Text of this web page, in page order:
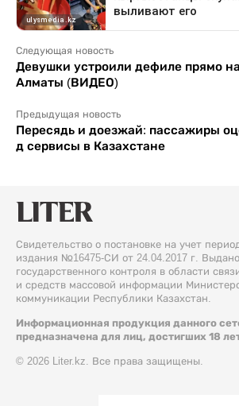
Следующая новость
Девушки устроили дефиле прямо
Алматы (ВИДЕО)
Предыдущая новость
Пересядь и доезжай: пассажиры
д сервисы в Казахстане
Свидетельство о постановке на учет
издания №16475-СИ от 24.04.2017 г.
государственного контроля в области
и средств массовой информации
коммуникации Республики Казахстан.
Информационная продукция данного
предназначена для лиц, достигших 18
© 2026 Liter.kz. Все права защищены.